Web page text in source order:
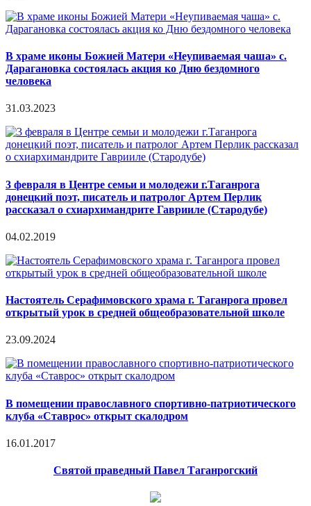
В храме иконы Божией Матери «Неупиваемая чаша» с.
Дарагановка состоялась акция ко Дню бездомного
человека
31.03.2023
3 февраля в Центре семьи и молодежи г.Таганрога
донецкий поэт, писатель и патролог Артем Перлик
рассказал о схиархимандрите Гаврииле (Стародубе)
04.02.2019
Настоятель Серафимовского храма г. Таганрога провел
открытый урок в средней общеобразовательной школе
23.09.2024
В помещении православного спортивно-патриотического
клуба «Ставрос» открыт скалодром
16.01.2017
Святой праведный Павел Таганрогский